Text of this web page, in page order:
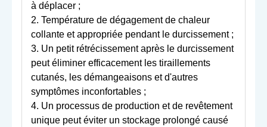
à déplacer ;
2. Température de dégagement de chaleur
collante et appropriée pendant le durcissement ;
3. Un petit rétrécissement après le durcissement
peut éliminer efficacement les tiraillements
cutanés, les démangeaisons et d'autres
symptômes inconfortables ;
4. Un processus de production et de revêtement
unique peut éviter un stockage prolongé causé